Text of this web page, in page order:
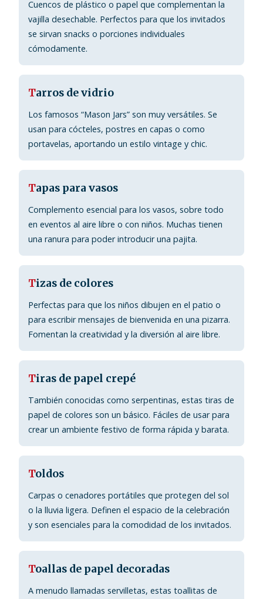
Cuencos de plástico o papel que complementan la
vajilla desechable. Perfectos para que los invitados
se sirvan snacks o porciones individuales
cómodamente.
Tarros de vidrio
Los famosos “Mason Jars” son muy versátiles. Se
usan para cócteles, postres en capas o como
portavelas, aportando un estilo vintage y chic.
Tapas para vasos
Complemento esencial para los vasos, sobre todo
en eventos al aire libre o con niños. Muchas tienen
una ranura para poder introducir una pajita.
Tizas de colores
Perfectas para que los niños dibujen en el patio o
para escribir mensajes de bienvenida en una pizarra.
Fomentan la creatividad y la diversión al aire libre.
Tiras de papel crepé
También conocidas como serpentinas, estas tiras de
papel de colores son un básico. Fáciles de usar para
crear un ambiente festivo de forma rápida y barata.
Toldos
Carpas o cenadores portátiles que protegen del sol
o la lluvia ligera. Definen el espacio de la celebración
y son esenciales para la comodidad de los invitados.
Toallas de papel decoradas
A menudo llamadas servilletas, estas toallitas de